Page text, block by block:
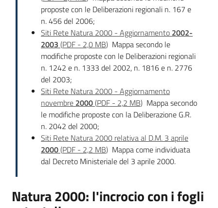
proposte con le Deliberazioni regionali n. 167 e
n. 456 del 2006;
Siti Rete Natura 2000 - Aggiornamento 2002-
2003 (PDF - 2,0 MB) Mappa secondo le
modifiche proposte con le Deliberazioni regionali
n. 1242 e n. 1333 del 2002, n. 1816 e n. 2776
del 2003;
Siti Rete Natura 2000 - Aggiornamento
novembre 2000(PDF - 2,2 MB) Mappa secondo
le modifiche proposte con la Deliberazione G.R.
n. 2042 del 2000;
Siti Rete Natura 2000 relativa al D.M. 3 aprile
2000(PDF - 2,2 MB) Mappa come individuata
dal Decreto Ministeriale del 3 aprile 2000.
Natura 2000: l'incrocio con i fogli